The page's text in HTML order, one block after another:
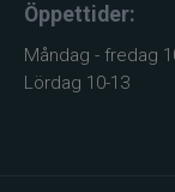
Öppettider:
Måndag - fredag
Lördag 10-13